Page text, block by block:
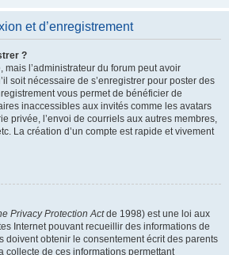
et d’enregistrement
?
mais l’administrateur du forum peut avoir
soit nécessaire de s’enregistrer pour poster des
vous permet de bénéficier de
inaccessibles aux invités comme les avatars
privée, l’envoi de courriels aux autres membres,
La création d’un compte est rapide et vivement
Privacy Protection Actde 1998) est une loi aux
Internet pouvant recueillir des informations de
doivent obtenir le consentement écrit des parents
collecte de ces informations permettant